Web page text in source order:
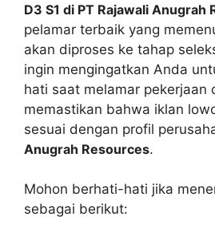
D3 S1 di PT Rajawali Anugrah
pelamar terbaik yang
akan diproses ke tahap
ingin mengingatkan Anda
hati saat melamar pekerjaan
memastikan bahwa iklan
sesuai dengan profil
Anugrah Resources.
Mohon berhati-hati jika
sebagai berikut: